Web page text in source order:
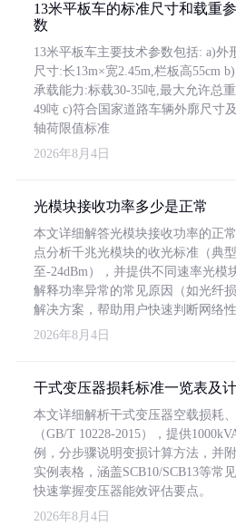
13米平板车的标准尺寸和载重参
数
13米平板车主要技术参数包括: a)外
尺寸:长13m×宽2.45m,栏板高55cm b)
承载能力:标载30-35吨,最大允许总重
49吨 c)符合国家道路车辆外廓尺寸及
轴荷限值标准
2026年8月4日
光模块接收功率多少是正常
本文详细解答光模块接收功率的正
点分析千兆光模块的收光标准（典
至-24dBm），并提供不同速率光模
解释功率异常的常见原因（如光纤
解决方案，帮助用户快速判断网络性
2026年8月4日
干式变压器损耗标准一览表及
本文详细解析干式变压器空载损耗
（GB/T 10228-2015），提供
例，分步骤说明变损计算方法，并
实例表格，涵盖SCB10/SCB13等常
快速掌握变压器能效评估要点。
2026年8月4日